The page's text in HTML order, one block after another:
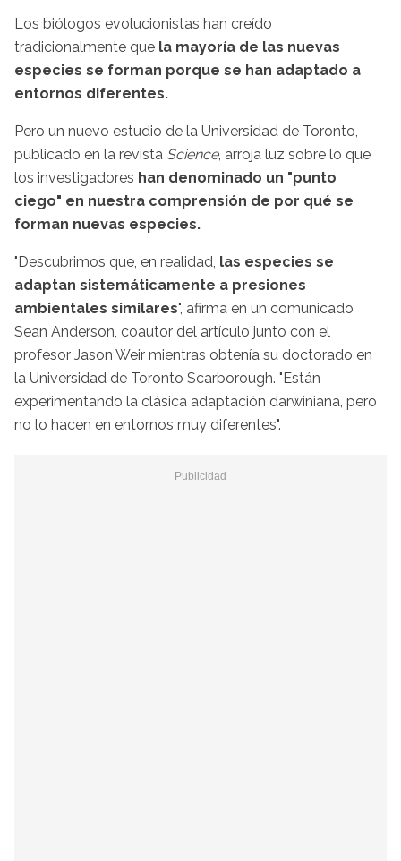
Los biólogos evolucionistas han creído
tradicionalmente que la mayoría de las nuevas
especies se forman porque se han adaptado a
entornos diferentes.
Pero un nuevo estudio de la Universidad de Toronto,
publicado en la revista Science, arroja luz sobre lo que
los investigadores han denominado un "punto
ciego" en nuestra comprensión de por qué se
forman nuevas especies.
"Descubrimos que, en realidad, las especies se
adaptan sistemáticamente a presiones
ambientales similares", afirma en un comunicado
Sean Anderson, coautor del artículo junto con el
profesor Jason Weir mientras obtenía su doctorado en
la Universidad de Toronto Scarborough. "Están
experimentando la clásica adaptación darwiniana, pero
no lo hacen en entornos muy diferentes".